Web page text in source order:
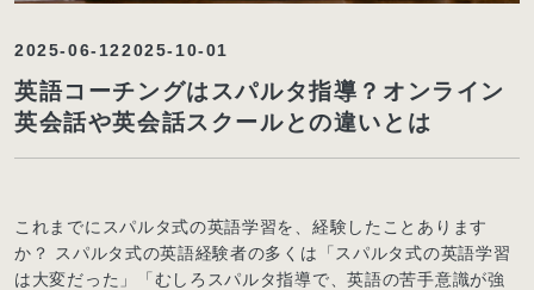
2025-06-122025-10-01
英語コーチングはスパルタ指導？オンライン
英会話や英会話スクールとの違いとは
これまでにスパルタ式の英語学習を、経験したことあります
か？ スパルタ式の英語経験者の多くは「スパルタ式の英語学習
は大変だった」「むしろスパルタ指導で、英語の苦手意識が強